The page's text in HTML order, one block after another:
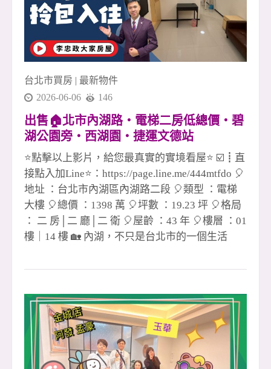
台北市買房 | 最新物件
2026-06-06
146
出售🏠北市內湖路・電梯二房低總價・碧
湖公園旁・西湖園・捷運文德站
☎️0933739959⭐李忠政大家房屋⭐#房地產#
買房#土城金城武#房仲
⭐點擊以上影片，給您最真實的實境看屋⭐ ☑️┋直
接點入加Line⭐：https://page.line.me/444mtfdo 🎈
地址 ：台北市內湖區內湖路二段 🎈類型 ：電梯
大樓 🎈總價 ：1398 萬 🎈坪數 ：19.23 坪 🎈格局
： 二 房│二 廳│二 衛 🎈屋齡 ：43 年 🎈樓層 ：01
樓｜14 樓 🏡 內湖，不只是台北市的一個生活
天出門，沿著內湖碧湖公園周邊散步，眼前是綠
日常就能擁有接近自然的放鬆感。 早晨可以在湖
畔慢慢走一圈，感受清新的空氣與安靜的住宅氛
圍；傍晚下班回家，也能用一段散步的時間，把
白天的忙碌慢慢放下 🚶&zwj;♂️☕ 對許多人來說，
這樣的生活，不只是買一間房子，而是買下一種